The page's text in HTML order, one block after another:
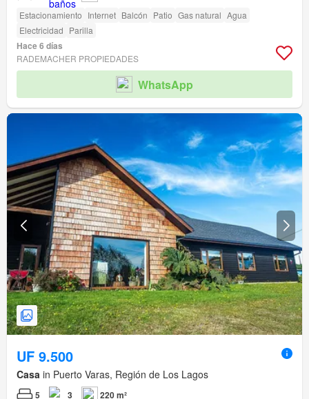
Estacionamiento Internet Balcón Patio Gas natural Agua
Electricidad Parilla
Hace 6 días
RADEMACHER PROPIEDADES
WhatsApp
UF 9.500
Casa in Puerto Varas, Región de Los Lagos
5 3 220 m²